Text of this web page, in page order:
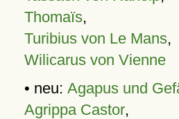
Thomaïs,
Turibius von Le Mans,
Wilicarus von Vienne
• neu: Agapus und
Agrippa Castor,